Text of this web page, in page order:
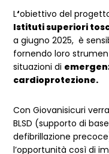
L‘obiettivo del
Istituti superiori
a giugno 2025, è
fornendo loro
situazioni di
cardioprotezione.
Con Giovanisicuri
BLSD (supporto di
defibrillazione
l’opportunità così di